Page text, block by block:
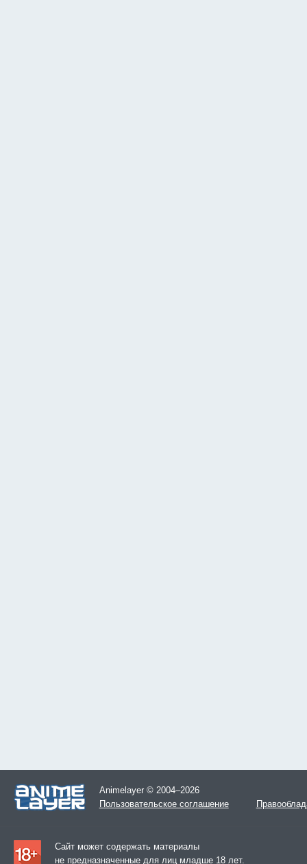
Animelayer © 2004–2026
Пользовательское соглашение
Сайт может содержать материалы
не предназначенные для лиц младше 18 лет.